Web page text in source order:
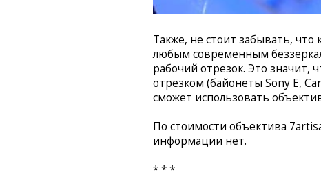
Также, не стоит забывать, что
любым современным
рабочий отрезок. Это значит,
отрезком (байонеты Sony E,
сможет использовать
По стоимости объектива
информации нет.
* * *